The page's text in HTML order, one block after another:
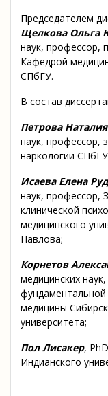
Председателем
Щелкова Ольга
наук, профессор,
Кафедрой
СПбГУ.
В состав
Петрова
наук, профессор,
наркологии
Исаева Елена
наук, профессор,
клинической
медицинского
Павлова;
Корнетов
медицинских
фундаментальной
медицины
университета;
Пол Лисакер,
Индианского